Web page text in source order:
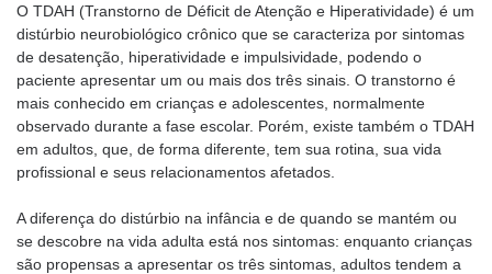
O TDAH (Transtorno de Déficit de Atenção e Hiperatividade) é um
distúrbio neurobiológico crônico que se caracteriza por sintomas
de desatenção, hiperatividade e impulsividade, podendo o
paciente apresentar um ou mais dos três sinais. O transtorno é
mais conhecido em crianças e adolescentes, normalmente
observado durante a fase escolar. Porém, existe também o TDAH
em adultos, que, de forma diferente, tem sua rotina, sua vida
profissional e seus relacionamentos afetados.
A diferença do distúrbio na infância e de quando se mantém ou
se descobre na vida adulta está nos sintomas: enquanto crianças
são propensas a apresentar os três sintomas, adultos tendem a